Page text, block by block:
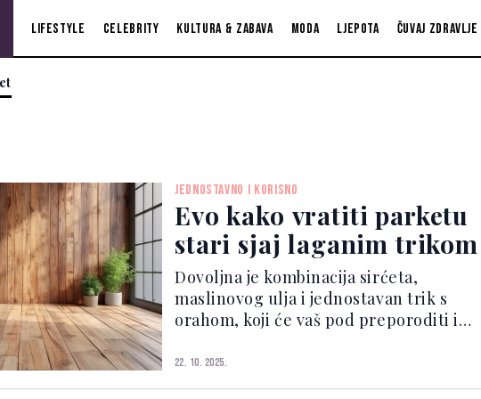
Lifestyle Celebrity Kultura & zabava Moda Ljepota Čuvaj zdravlje
JEDNOSTAVNO I KORISNO
Evo kako vratiti parketu
stari sjaj laganim trikom
Dovoljna je kombinacija sirćeta,
maslinovog ulja i jednostavan trik s
orahom, koji će vaš pod preporoditi i
parket gubi sjaj i postaje mat, ali
umjesto skupog hoblovanja ili zamjene,
22. 10. 2025.